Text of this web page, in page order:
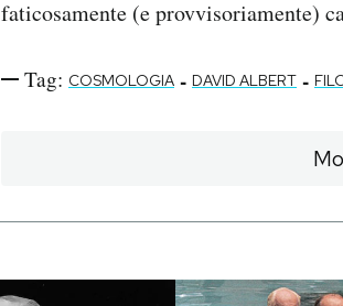
faticosamente (e provvisoriamente)
Tag: COSMOLOGIA - DAVID ALBERT -